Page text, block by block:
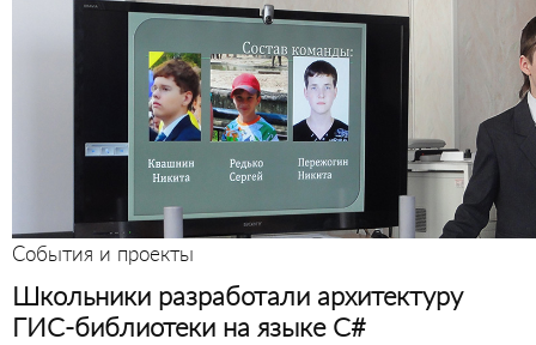
События и проекты
Школьники разработали архитектуру
ГИС-библиотеки на языке C#